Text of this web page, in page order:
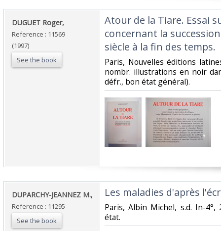
‎DUGUET Roger,‎
Reference : 11569
(1997)
See the book
‎Atour de la Tiare. Essai
concernant la
siècle à la fin des temps.‎
‎Paris, Nouvelles éditions
nombr. illustrations en noir
défr., bon état général).‎
‎DUPARCHY-JEANNEZ M.,‎
Reference : 11295
See the book
‎Les maladies d'après
‎Paris, Albin Michel, s.d. In-
état.‎